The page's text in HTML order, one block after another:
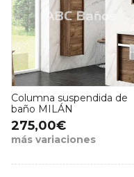
Columna suspendida de
baño MILÁN
275,00€
más variaciones